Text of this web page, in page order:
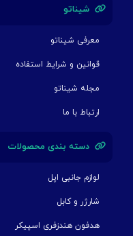
شیناتو
معرفی شیناتو
قوانین و شرایط استفاده
مجله شیناتو
ارتباط با ما
دسته بندی محصولات
لوازم جانبی اپل
شارژر و کابل
هدفون هندزفری اسپیکر